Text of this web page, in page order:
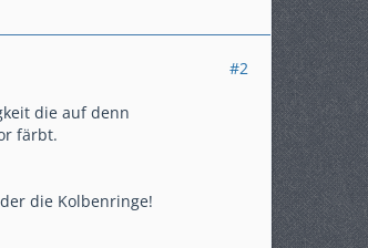
#2
die auf denn
färbt.
die Kolbenringe!